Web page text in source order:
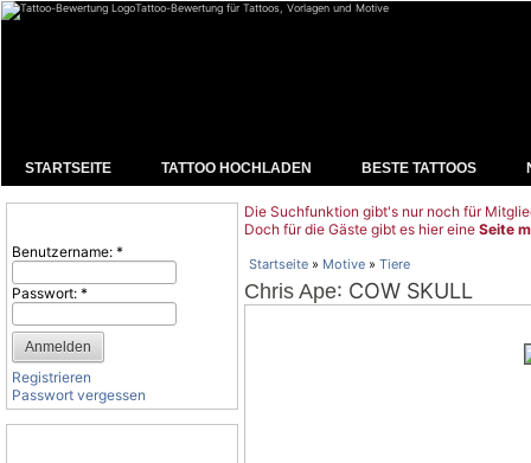
Tattoo-Bewertung für Tattoos, Vorlagen und Motive
STARTSEITE TATTOO HOCHLADEN BESTE TATTOOS
Benutzername: *
Passwort: *
Registrieren
Passwort vergessen
Die Suchfunktion gibt's nur noch für
Doch für die Gäste gibt es hier eine Seite
Startseite » Motive » Tiere
Chris Ape: COW SKULL